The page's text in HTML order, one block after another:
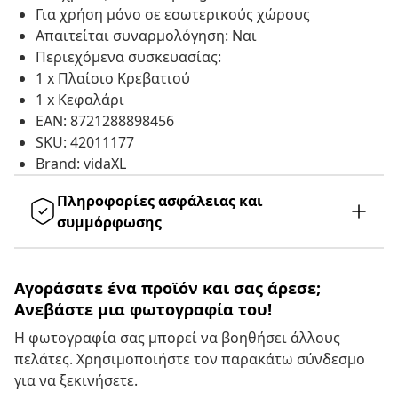
Για χρήση μόνο σε εσωτερικούς χώρους
Απαιτείται συναρμολόγηση: Ναι
Περιεχόμενα συσκευασίας:
1 x Πλαίσιο Κρεβατιού
1 x Κεφαλάρι
EAN: 8721288898456
SKU: 42011177
Brand: vidaXL
Πληροφορίες ασφάλειας και
συμμόρφωσης
Αγοράσατε ένα προϊόν και σας άρεσε;
Ανεβάστε μια φωτογραφία του!
Η φωτογραφία σας μπορεί να βοηθήσει άλλους
πελάτες. Χρησιμοποιήστε τον παρακάτω σύνδεσμο
για να ξεκινήσετε.